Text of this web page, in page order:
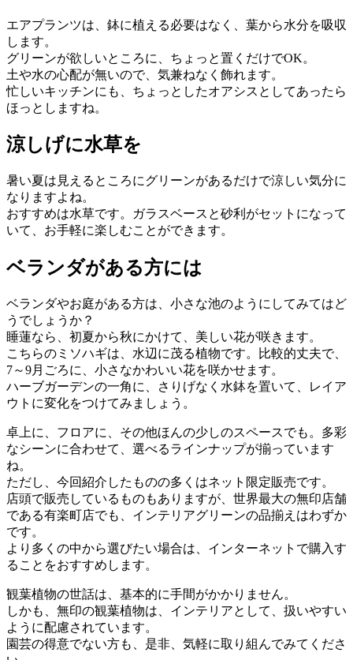
エアプランツは、鉢に植える必要はなく、葉から水分を吸収
します。
グリーンが欲しいところに、ちょっと置くだけでOK。
土や水の心配が無いので、気兼ねなく飾れます。
忙しいキッチンにも、ちょっとしたオアシスとしてあったら
ほっとしますね。
涼しげに水草を
暑い夏は見えるところにグリーンがあるだけで涼しい気分に
なりますよね。
おすすめは水草です。ガラスベースと砂利がセットになって
いて、お手軽に楽しむことができます。
ベランダがある方には
ベランダやお庭がある方は、小さな池のようにしてみてはど
うでしょうか？
睡蓮なら、初夏から秋にかけて、美しい花が咲きます。
こちらのミソハギは、水辺に茂る植物です。比較的丈夫で、
7～9月ごろに、小さなかわいい花を咲かせます。
ハーブガーデンの一角に、さりげなく水鉢を置いて、レイア
ウトに変化をつけてみましょう。
卓上に、フロアに、その他ほんの少しのスペースでも。多彩
なシーンに合わせて、選べるラインナップが揃っています
ね。
ただし、今回紹介したものの多くはネット限定販売です。
店頭で販売しているものもありますが、世界最大の無印店舗
である有楽町店でも、インテリアグリーンの品揃えはわずか
です。
より多くの中から選びたい場合は、インターネットで購入す
ることをおすすめします。
観葉植物の世話は、基本的に手間がかかりません。
しかも、無印の観葉植物は、インテリアとして、扱いやすい
ように配慮されています。
園芸の得意でない方も、是非、気軽に取り組んでみてくださ